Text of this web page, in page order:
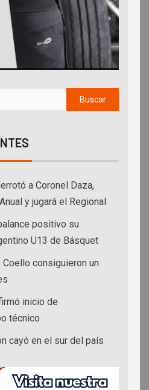
a Coronel Daza,
y jugará el Regional
positivo su
U13 de Básquet
consiguieron un
inicio de
técnico
cayó en el sur del país